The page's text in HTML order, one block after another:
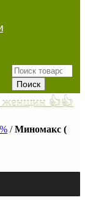
женщин 👍👍
/Миномакс (